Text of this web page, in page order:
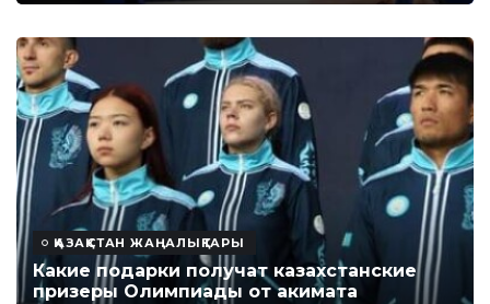
ҚАЗАҚСТАН ЖАҢАЛЫҚТАРЫ
Какие подарки получат казахстанские
призеры Олимпиады от акимата